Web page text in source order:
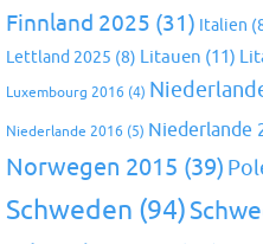
Finnland 2025 (31) Italien
Lettland 2025 (8) Litauen (11)
Luxembourg 2016 (4)
Niederlande 2016 (5) Niederlande
Norwegen 2015 (39)
Schweden (94)